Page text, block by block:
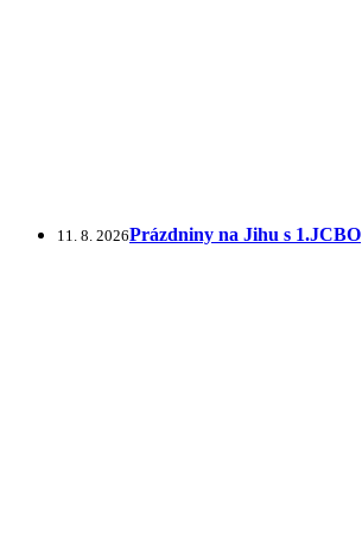
11. 8. 2026Prázdniny na Jihu s 1.JCBO